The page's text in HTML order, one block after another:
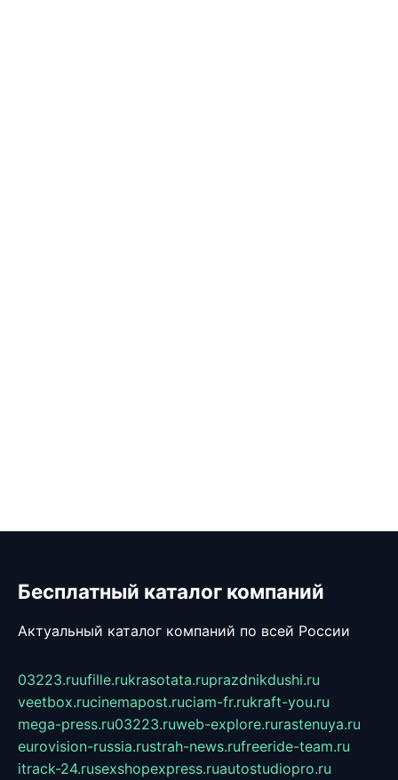
Бесплатный каталог компаний
Актуальный каталог компаний по всей России
03223.ruufille.rukrasotata.ruprazdnikdushi.ru
veetbox.rucinemapost.ruciam-fr.rukraft-you.ru
mega-press.ru03223.ruweb-explore.rurastenuya.ru
eurovision-russia.rustrah-news.rufreeride-team.ru
itrack-24.rusexshopexpress.ruautostudiopro.ru